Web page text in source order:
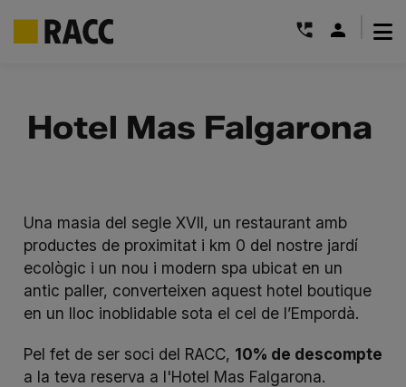
contentHotel Mas Falgarona
Una masia del segle XVII, un restaurant amb
productes de proximitat i km 0 del nostre jardí
ecològic i un nou i modern spa ubicat en un
antic paller, converteixen aquest hotel boutique
en un lloc inoblidable sota el cel de l’Empordà.
Pel fet de ser soci del RACC, 10% de descompte
a la teva reserva a l'Hotel Mas Falgarona.